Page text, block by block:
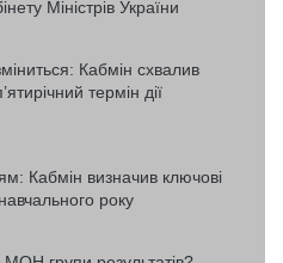
Міністрів України
Кабмін схвалив
термін дії
Кабмін визначив ключові
року